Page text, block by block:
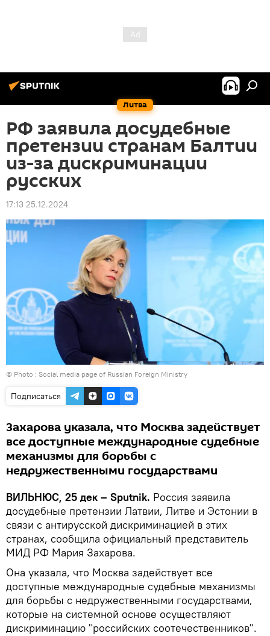
Литва
РФ заявила досудебные
претензии странам Балтии
из-за дискриминации
русских
17:13 25.12.2024
© Photo : Social media page of Russian Foreign Ministry
Подписаться
Захарова указала, что Москва задействует
все доступные международные судебные
механизмы для борьбы с
недружественными государствами
ВИЛЬНЮС, 25 дек – Sputnik. Россия заявила
досудебные претензии Латвии, Литве и Эстонии в
связи с антирусской дискриминацией в этих
странах, сообщила официальный представитель
МИД РФ Мария Захарова.
Она указала, что Москва задействует все
доступные международные судебные механизмы
для борьбы с недружественными государствами,
которые на системной основе осуществляют
дискриминацию "российских соотечественников".